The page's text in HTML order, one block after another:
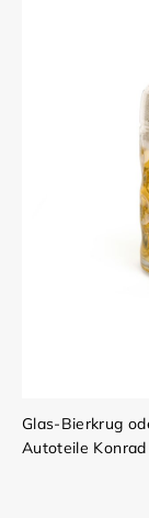
Glas-Bierkrug
Autoteile Konrad